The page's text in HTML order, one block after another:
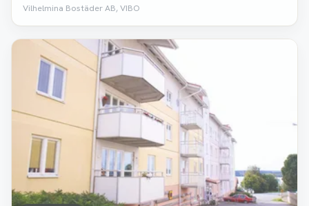
Vilhelmina Bostäder AB, VIBO
Borttagen